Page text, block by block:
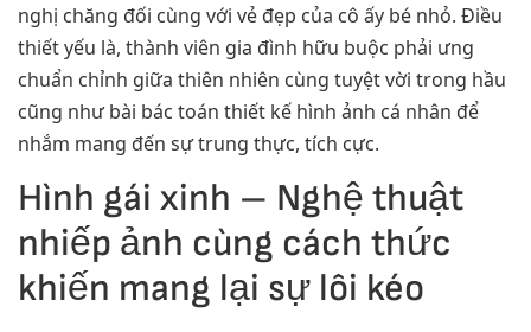
nghị chăng đối cùng với vẻ đẹp của cô ấy bé nhỏ. Điều
thiết yếu là, thành viên gia đình hữu buộc phải ưng
chuẩn chỉnh giữa thiên nhiên cùng tuyệt vời trong hầu
cũng như bài bác toán thiết kế hình ảnh cá nhân để
nhắm mang đến sự trung thực, tích cực.
Hình gái xinh – Nghệ thuật
nhiếp ảnh cùng cách thức
khiến mang lại sự lôi kéo